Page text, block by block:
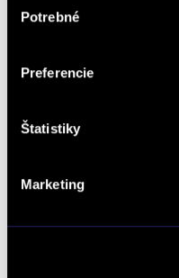
súhlasu
Potrebné
Preferencie
Štatistiky
Marketing